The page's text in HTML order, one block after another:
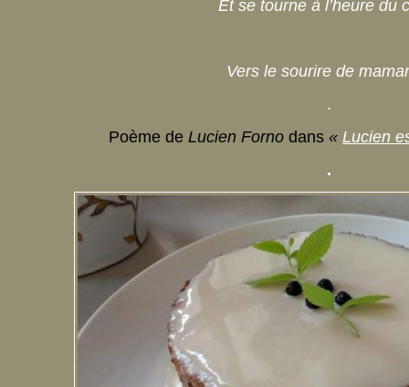
Et se tourne à l’heure du
Vers le sourire de
.
Poème de Lucien Forno dans « Lucien
.